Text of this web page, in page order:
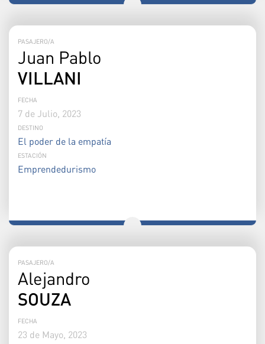
PASAJERO/A
Juan Pablo
VILLANI
FECHA
7 de Julio, 2023
DESTINO
El poder de la empatía
ESTACIÓN
Emprendedurismo
PASAJERO/A
Alejandro
SOUZA
FECHA
23 de Mayo, 2023